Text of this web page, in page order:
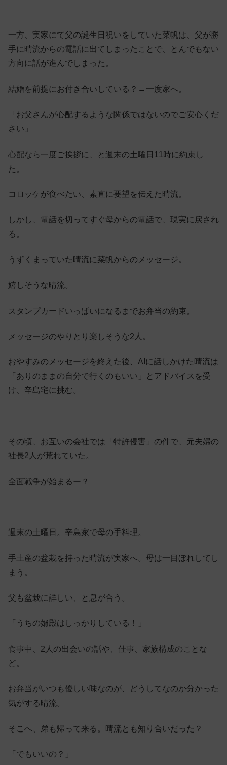
一方、実家にて父の誕生日祝いをしていた菜帆は、父が勝
手に晴流からの電話に出てしまったことで、とんでもない
方向に話が進んでしまった。
結婚を前提にお付き合いしている？→一度家へ。
「お父さんが心配するような関係ではないのでご安心くだ
さい」
心配なら一度ご挨拶に、と週末の土曜日11時に約束し
た。
コロッケが食べたい、素直に要望を伝えた晴流。
しかし、電話を切ってすぐ母からの電話で、現実に戻され
る。
うずくまっていた晴流に菜帆からのメッセージ。
嬉しそうな晴流。
スタンプカードいっぱいになるまでお弁当の約束。
メッセージのやりとり楽しそうな2人。
おやすみのメッセージを終えた後、AIに話しかけた晴流は
「ありのままの自分で行くのもいい」とアドバイスを受
け、辛島宅に挑む。
その頃、お互いの会社では「特許侵害」の件で、元夫婦の
社長2人が荒れていた。
全面戦争が始まるー？
週末の土曜日。辛島家で母の手料理。
手土産の盆栽を持った晴流が実家へ。母は一目ぼれしてし
まう。
父も盆栽に詳しい、と息が合う。
「うちの婿殿はしっかりしている！」
食事中、2人の出会いの話や、仕事、家族構成のことな
ど。
お弁当がいつも優しい味なのが、どうしてなのか分かった
気がする晴流。
そこへ、弟も帰って来る。晴流とも知り合いだった？
「でもいいの？」